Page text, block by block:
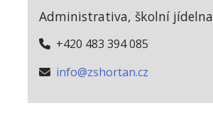
Administrativa, školní jídelna
+420 483 394 085
info@zshortan.cz